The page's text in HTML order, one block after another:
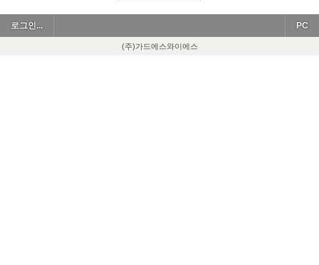
로그인... PC
(주)가드에스와이에스